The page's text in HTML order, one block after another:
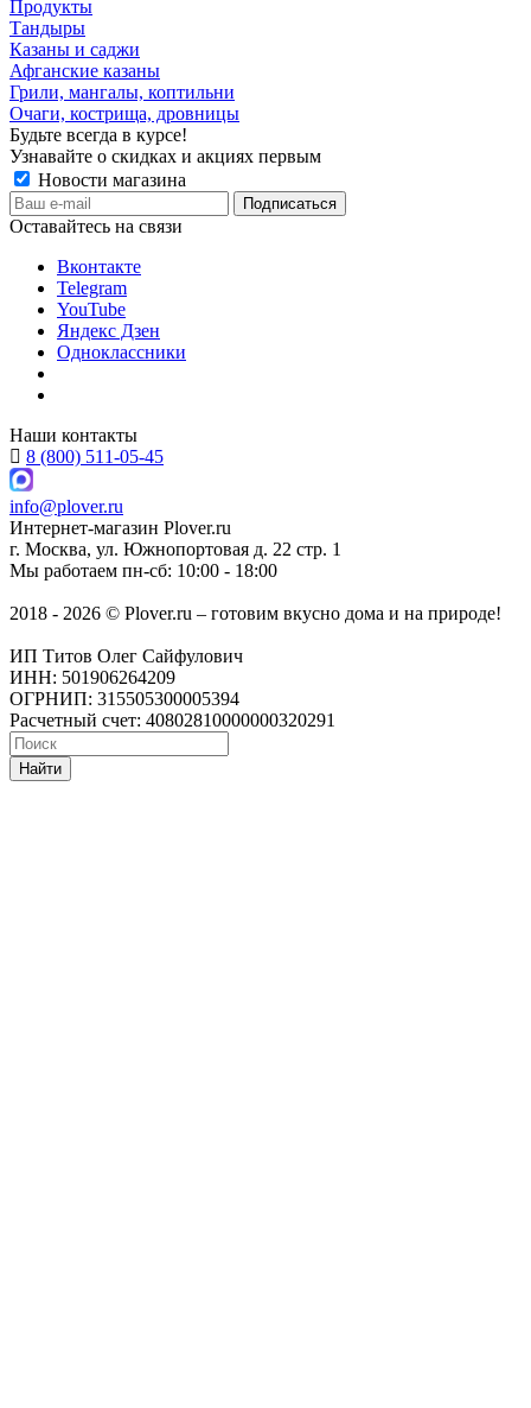
Продукты
Тандыры
Казаны и саджи
Афганские казаны
Грили, мангалы, коптильни
Очаги, кострища, дровницы
Будьте всегда в курсе!
Узнавайте о скидках и акциях первым
Новости магазина
Оставайтесь на связи
Вконтакте
Telegram
YouTube
Яндекс Дзен
Одноклассники
Наши контакты
8 (800) 511-05-45
info@plover.ru
Интернет-магазин Plover.ru
г. Москва, ул. Южнопортовая д. 22 стр. 1
Мы работаем пн-сб: 10:00 - 18:00
2018 - 2026 © Plover.ru – готовим вкусно дома и на природе!
ИП Титов Олег Сайфулович
ИНН: 501906264209
ОГРНИП: 315505300005394
Расчетный счет: 40802810000000320291
Найти